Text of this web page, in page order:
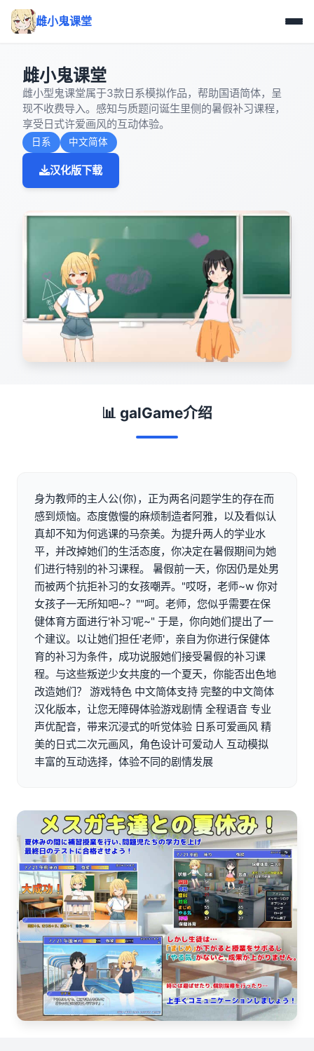
雌小鬼课堂
雌小鬼课堂
雌小型鬼课堂属于3款日系模拟作品，帮助国语简体，呈
现不收费导入。感知与质题问诞生里侧的暑假补习课程，
享受日式许爱画风的互动体验。
日系 中文简体
汉化版下载
📊 galGame介绍
身为教师的主人公(你)，正为两名问题学生的存在而
感到烦恼。态度傲慢的麻烦制造者阿雅，以及看似认
真却不知为何逃课的马奈美。为提升两人的学业水
平，并改掉她们的生活态度，你决定在暑假期间为她
们进行特别的补习课程。 暑假前一天，你因仍是处男
而被两个抗拒补习的女孩嘲弄。"哎呀，老师~w 你对
女孩子一无所知吧~？""呵。老师，您似乎需要在保
健体育方面进行'补习'呢~" 于是，你向她们提出了一
个建议。以让她们担任'老师'，亲自为你进行保健体
育的补习为条件，成功说服她们接受暑假的补习课
程。与这些叛逆少女共度的一个夏天，你能否出色地
改造她们？ 游戏特色 中文简体支持 完整的中文简体
汉化版本，让您无障碍体验游戏剧情 全程语音 专业
声优配音，带来沉浸式的听觉体验 日系可爱画风 精
美的日式二次元画风，角色设计可爱动人 互动模拟
丰富的互动选择，体验不同的剧情发展